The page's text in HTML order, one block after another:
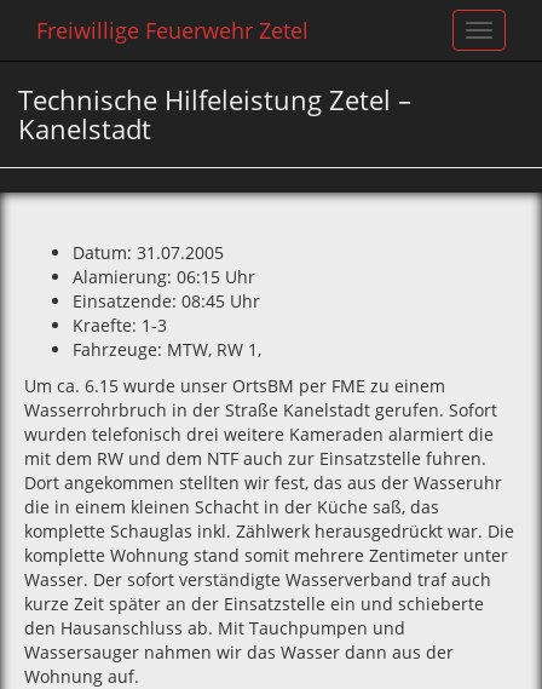
Toggle
Freiwillige Feuerwehr Zetel
Technische Hilfeleistung Zetel –
Kanelstadt
Datum: 31.07.2005
Alamierung: 06:15 Uhr
Einsatzende: 08:45 Uhr
Kraefte: 1-3
Fahrzeuge: MTW‚ RW 1‚
Um ca. 6.15 wurde unser OrtsBM per FME zu einem
Wasserrohrbruch in der Straße Kanelstadt gerufen. Sofort
wurden telefonisch drei weitere Kameraden alarmiert die
mit dem RW und dem NTF auch zur Einsatzstelle fuhren.
Dort angekommen stellten wir fest‚ das aus der Wasseruhr
die in einem kleinen Schacht in der Küche saß‚ das
komplette Schauglas inkl. Zählwerk herausgedrückt war. Die
komplette Wohnung stand somit mehrere Zentimeter unter
Wasser. Der sofort verständigte Wasserverband traf auch
kurze Zeit später an der Einsatzstelle ein und schieberte
den Hausanschluss ab. Mit Tauchpumpen und
Wassersauger nahmen wir das Wasser dann aus der
Wohnung auf.